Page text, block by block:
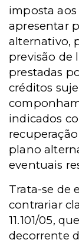
imposta
apresentar
alternativo,
previsão de
prestadas
créditos
indicados
plano
eventuais
Trata-se de
contrariar
11.101/05,
decorrente